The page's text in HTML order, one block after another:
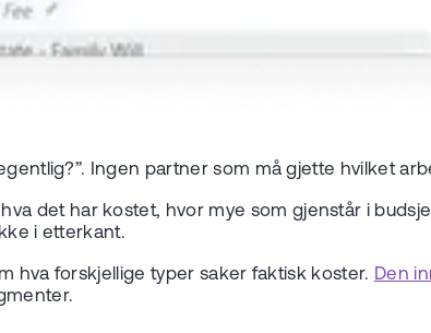
Ingen partner som må gjette hvilket
det har kostet, hvor mye som gjenstår i
i etterkant.
hva forskjellige typer saker faktisk koster. Den